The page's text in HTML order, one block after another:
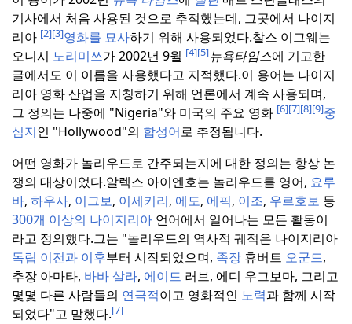
기사에서 처음 사용된 것으로 추적했는데, 그곳에서 나이지
리아 [2][3]영화를 묘사하기 위해 사용되었다.찰스 이그웨는
오니시 노리미쓰가 2002년 9월 [4][5]뉴욕타임스에 기고한
글에서도 이 이름을 사용했다고 지적했다.이 용어는 나이지
리아 영화 산업을 지칭하기 위해 언론에서 계속 사용되며,
그 정의는 나중에 "Nigeria"와 미국의 주요 영화 [6][7][8][9]중
심지인 "Hollywood"의 합성어로 추정됩니다.
어떤 영화가 놀리우드로 간주되는지에 대한 정의는 항상 논
쟁의 대상이었다.알렉스 아이엔호는 놀리우드를 영어, 요루
바, 하우사, 이그보, 이세키리, 에도, 에픽, 이조, 우르호보 등
300개 이상의 나이지리아 언어에서 일어나는 모든 활동이
라고 정의했다.그는 "놀리우드의 역사적 궤적은 나이지리아
독립 이전과 이후부터 시작되었으며, 족장 휴버트 오군드,
추장 아마타, 바바 살라, 에이드 러브, 에디 우그보마, 그리고
몇몇 다른 사람들의 연극적이고 영화적인 노력과 함께 시작
되었다"고 말했다.[7]